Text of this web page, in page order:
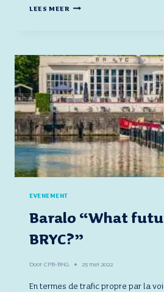
LEES MEERNEW
STEP
IN
THE
DEVELOPMENT
OF
T&T”
EVENEMENT
Baralo “What
BRYC?”
Door CPB-BHG 25 mei 2022
En termes de trafic propre par la